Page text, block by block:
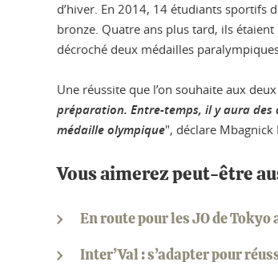
d’hiver. En 2014, 14 étudiants sportifs
bronze. Quatre ans plus tard, ils
décroché deux médailles
Une réussite que l’on souhaite aux
préparation. Entre-temps, il y aura des
médaille olympique", déclare Mbagnick
Vous aimerez peut-être
En route pour les JO de Tokyo
Inter’Val : s’adapter pour